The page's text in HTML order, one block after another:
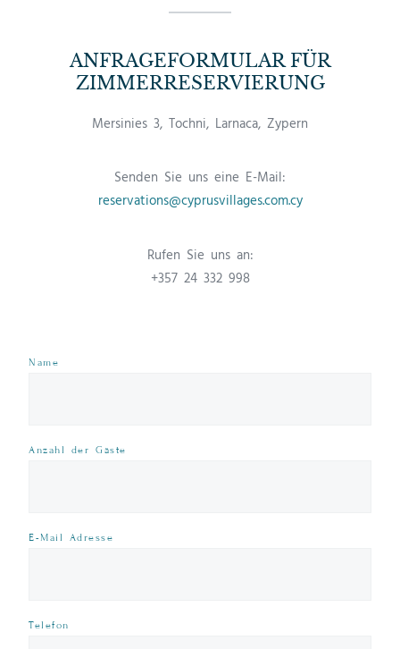
ANFRAGEFORMULAR FÜR
ZIMMERRESERVIERUNG
Mersinies 3, Tochni, Larnaca, Zypern
Senden Sie uns eine E-Mail:
reservations@cyprusvillages.com.cy
Rufen Sie uns an:
+357 24 332 998
Name
Anzahl der Gäste
E-Mail Adresse
Telefon